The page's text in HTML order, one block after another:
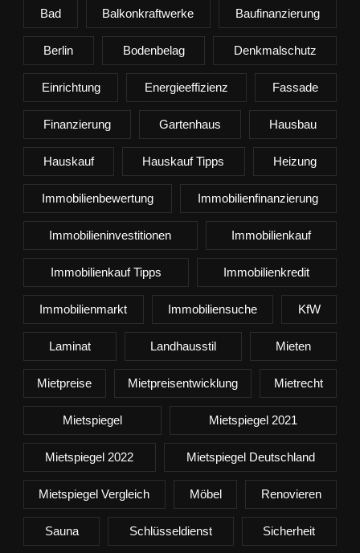
Bad Balkonkraftwerke Baufinanzierung
Berlin Bodenbelag Denkmalschutz
Einrichtung Energieeffizienz Fassade
Finanzierung Gartenhaus Hausbau
Hauskauf Hauskauf Tipps Heizung
Immobilienbewertung Immobilienfinanzierung
Immobilieninvestitionen Immobilienkauf
Immobilienkauf Tipps Immobilienkredit
Immobilienmarkt Immobiliensuche KfW
Laminat Landhausstil Mieten
Mietpreise Mietpreisentwicklung Mietrecht
Mietspiegel Mietspiegel 2021
Mietspiegel 2022 Mietspiegel Deutschland
Mietspiegel Vergleich Möbel Renovieren
Sauna Schlüsseldienst Sicherheit